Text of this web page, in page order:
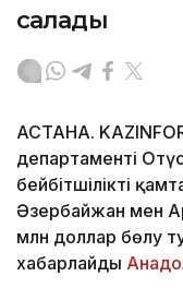
салады
АСТАНА.
департаменті
бейбітшілікті
Әзербайжан мен
млн доллар бөлу
хабарлайды